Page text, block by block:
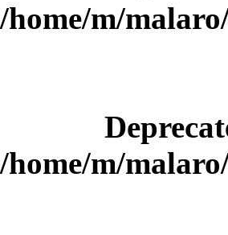
/home/m/
/home/m/